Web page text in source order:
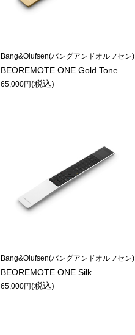
Bang&Olufsen(バングアンドオルフセン)
BEOREMOTE ONE Gold Tone
65,000円(税込)
Bang&Olufsen(バングアンドオルフセン)
BEOREMOTE ONE Silk
65,000円(税込)